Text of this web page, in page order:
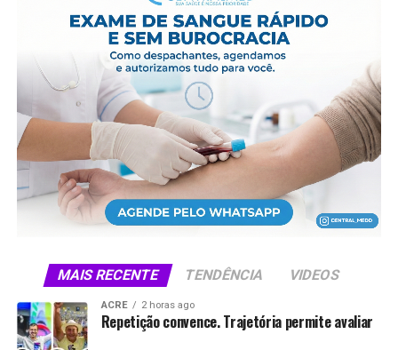
X Facebook
LinkedIn Telegram
MAIS RECENTE TENDÊNCIA VIDEOS
ACRE 2 horas ago
Repetição convence. Trajetória permite avaliar